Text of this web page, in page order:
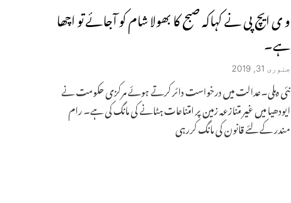
و ی ایچ پی نے کہاکہ صبح کا بھولا شام کو آجائے تو اچھا
ہے۔
جنوری 31, 2019
نئی دہلی۔عدالت میں درخواست دائر کرتے ہوئے مرکزی حکومت نے
ایودھیا میں غیر متنازعہ زمین پر امتناعات ہٹانے کی مانگ کی ہے۔ رام
مندر کے لئے قانون کی مانگ کررہی